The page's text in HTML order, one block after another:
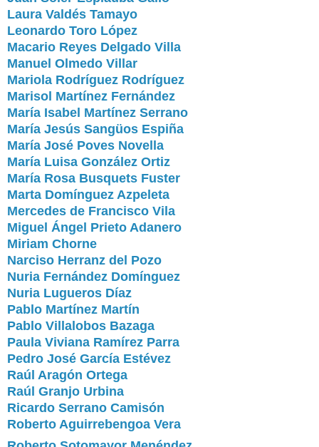
Laura Valdés Tamayo
Leonardo Toro López
Macario Reyes Delgado Villa
Manuel Olmedo Villar
Mariola Rodríguez Rodríguez
Marisol Martínez Fernández
María Isabel Martínez Serrano
María Jesús Sangüos Espiña
María José Poves Novella
María Luisa González Ortiz
María Rosa Busquets Fuster
Marta Domínguez Azpeleta
Mercedes de Francisco Vila
Miguel Ángel Prieto Adanero
Miriam Chorne
Narciso Herranz del Pozo
Nuria Fernández Domínguez
Nuria Lugueros Díaz
Pablo Martínez Martín
Pablo Villalobos Bazaga
Paula Viviana Ramírez Parra
Pedro José García Estévez
Raúl Aragón Ortega
Raúl Granjo Urbina
Ricardo Serrano Camisón
Roberto Aguirrebengoa Vera